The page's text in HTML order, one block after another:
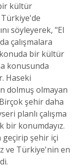
kültür
söyleyerek, "El
çalışmalara
bir kültür
konusunda
Haseki
dolmuş olmayan
şehir daha
planlı çalışma
bir konumdayız.
geçirip şehir içi
ve Türkiye'nin en